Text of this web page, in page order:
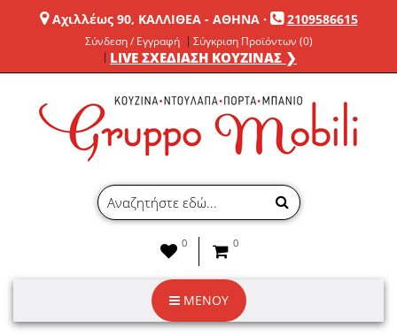
Αχιλλέως 90, ΚΑΛΛΙΘΕΑ - ΑΘΗΝΑ· 2109586615
Σύνδεση / Εγγραφή Σύγκριση Προϊόντων (0)
LIVE ΣΧΕΔΙΑΣΗ ΚΟΥΖΙΝΑΣ ❯
0 0
ΜΕΝΟΥ